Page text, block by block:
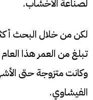
لصناعة الأخشاب.
لكن من خلال البحث
وكانت متزوجة حتى
الفيشاوي.